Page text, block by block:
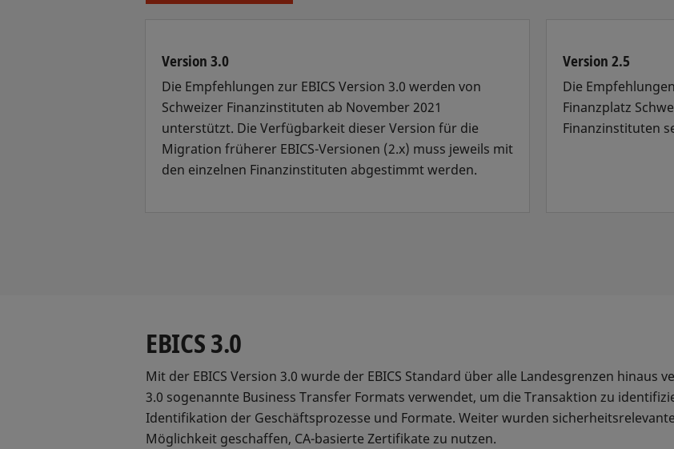
Version 3.0
Die Empfehlungen zur EBICS Version 3.0 werden von
Schweizer Finanzinstituten ab November 2021
unterstützt. Die Verfügbarkeit dieser Version für die
Migration früherer EBICS-Versionen (2.x) muss jeweils mit
den einzelnen Finanzinstituten abgestimmt werden.
Version 2.5
Die
Finanzplatz
Finanzinstituten
EBICS 3.0
Mit der EBICS Version 3.0 wurde der EBICS Standard über alle Landesgrenzen hinaus
3.0 sogenannte Business Transfer Formats verwendet, um die Transaktion zu
Identifikation der Geschäftsprozesse und Formate. Weiter wurden
Möglichkeit geschaffen, CA-basierte Zertifikate zu nutzen.